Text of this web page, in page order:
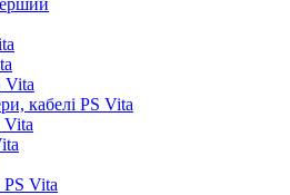
Vita
кабелі PS Vita
Vita
PS Vita